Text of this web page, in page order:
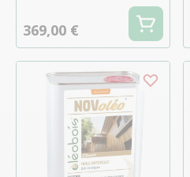
369,00 €